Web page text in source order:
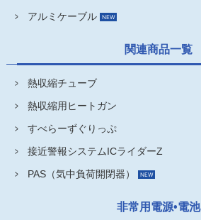
アルミケーブル
関連商品一覧
熱収縮チューブ
熱収縮用ヒートガン
すべらーずぐりっぷ
接近警報システムICライダーZ
PAS（気中負荷開閉器）
非常用電源•電池